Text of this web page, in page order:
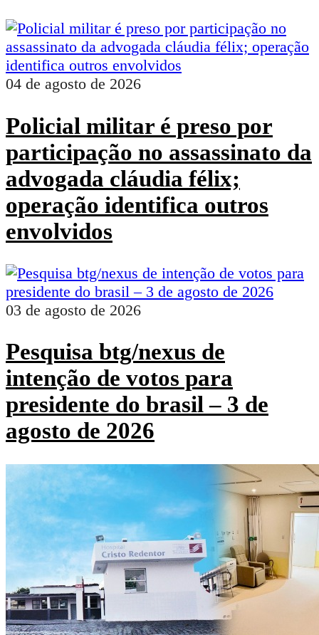
04 de agosto de 2026
Policial militar é preso por
participação no assassinato da
advogada cláudia félix;
operação identifica outros
envolvidos
03 de agosto de 2026
Pesquisa btg/nexus de
intenção de votos para
presidente do brasil – 3 de
agosto de 2026